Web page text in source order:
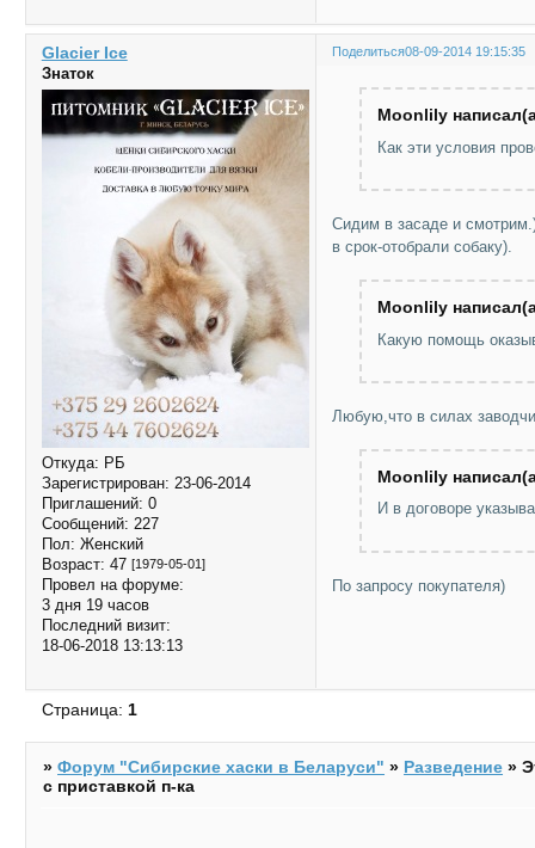
Поделиться08-09-2014 19:15:35
Glacier Ice
Знаток
Откуда: РБ
Зарегистрирован: 23-06-2014
Приглашений: 0
Сообщений: 227
Пол: Женский
Возраст: 47 [1979-05-01]
Провел на форуме:
3 дня 19 часов
Последний визит:
18-06-2018 13:13:13
Moonlily
Как эти условия
Сидим в засаде и
в срок-отобрали собаку).
Moonlily
Какую помощь
Любую,что в силах
Moonlily
И в договоре
По запросу покупателя)
Страница: 1
»Форум "Cибирские хаски в Беларуси" » Разведение »
с приставкой п-ка